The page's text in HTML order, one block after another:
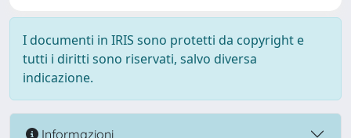
I documenti in IRIS sono protetti da copyright e
tutti i diritti sono riservati, salvo diversa
indicazione.
Informazioni